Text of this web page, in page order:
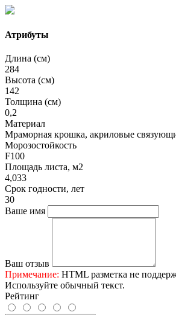
Атрибуты
Длина (см)
284
Высота (см)
142
Толщина (см)
0,2
Материал
Мраморная крошка, акриловые
Морозостойкость
F100
Площадь листа, м2
4,033
Срок годности, лет
30
Ваше имя
Ваш отзыв
Примечание: HTML разметка не
Используйте обычный текст.
Рейтинг